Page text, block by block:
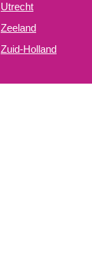
Utrecht
Zeeland
Zuid-Holland